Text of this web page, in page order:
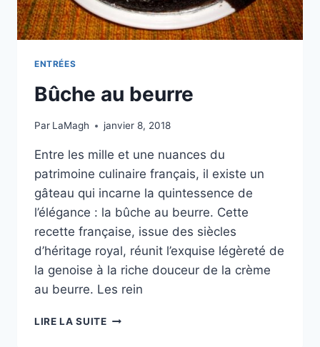
ENTRÉES
Bûche au beurre
Par LaMagh janvier 8, 2018
Entre les mille et une nuances du
patrimoine culinaire français, il existe un
gâteau qui incarne la quintessence de
l’élégance : la bûche au beurre. Cette
recette française, issue des siècles
d’héritage royal, réunit l’exquise légèreté de
la genoise à la riche douceur de la crème
au beurre. Les rein
LIRE LA SUITEBÛCHE